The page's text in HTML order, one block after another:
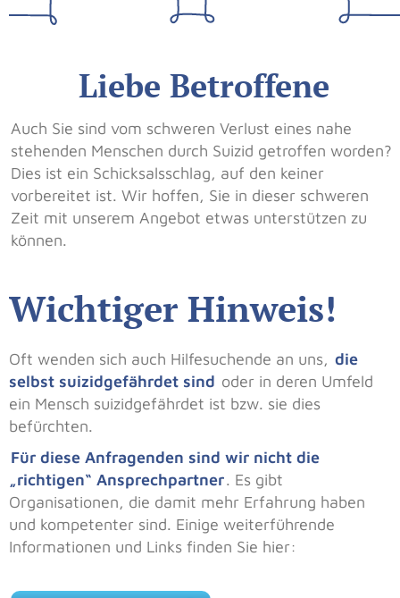
Liebe Betroffene
Auch Sie sind vom schweren Verlust eines nahe
stehenden Menschen durch Suizid getroffen worden?
Dies ist ein Schicksalsschlag, auf den keiner
vorbereitet ist. Wir hoffen, Sie in dieser schweren
Zeit mit unserem Angebot etwas unterstützen zu
können.
Wichtiger Hinweis!
Oft wenden sich auch Hilfesuchende an uns, die
selbst suizidgefährdet sind oder in deren Umfeld
ein Mensch suizidgefährdet ist bzw. sie dies
befürchten.
Für diese Anfragenden sind wir nicht die
„richtigen“ Ansprechpartner. Es gibt
Organisationen, die damit mehr Erfahrung haben
und kompetenter sind. Einige weiterführende
Informationen und Links finden Sie hier: